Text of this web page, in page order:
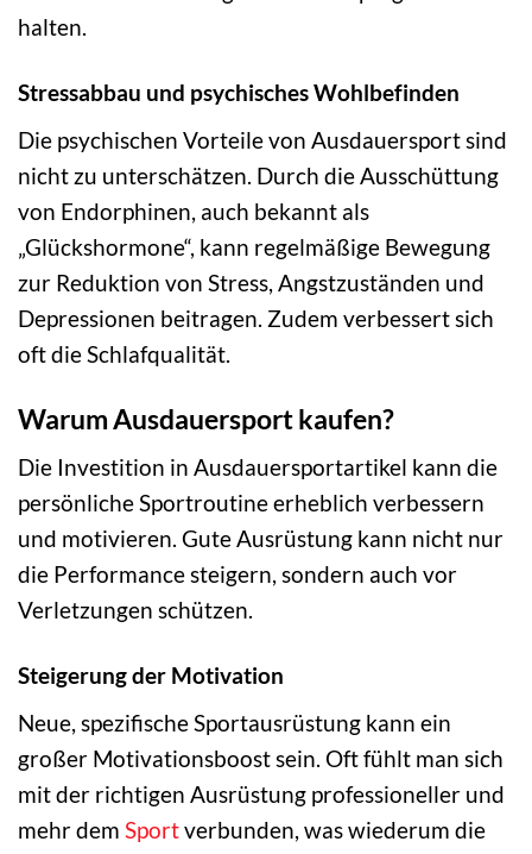
halten.
Stressabbau und psychisches Wohlbefinden
Die psychischen Vorteile von Ausdauersport sind
nicht zu unterschätzen. Durch die Ausschüttung
von Endorphinen, auch bekannt als
„Glückshormone“, kann regelmäßige Bewegung
zur Reduktion von Stress, Angstzuständen und
Depressionen beitragen. Zudem verbessert sich
oft die Schlafqualität.
Warum Ausdauersport kaufen?
Die Investition in Ausdauersportartikel kann die
persönliche Sportroutine erheblich verbessern
und motivieren. Gute Ausrüstung kann nicht nur
die Performance steigern, sondern auch vor
Verletzungen schützen.
Steigerung der Motivation
Neue, spezifische Sportausrüstung kann ein
großer Motivationsboost sein. Oft fühlt man sich
mit der richtigen Ausrüstung professioneller und
mehr dem Sportverbunden, was wiederum die